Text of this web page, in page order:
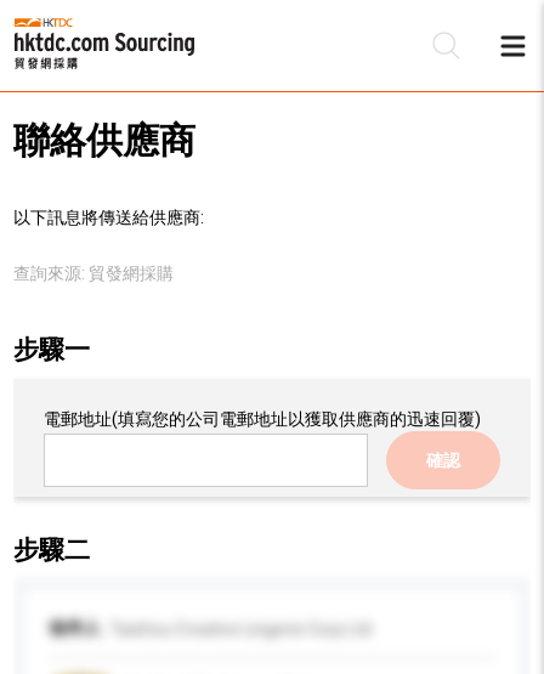
聯絡供應商
以下訊息將傳送給供應商:
查詢來源: 貿發網採購
步驟一
電郵地址(填寫您的公司電郵地址以獲取供應商的迅速回覆)
確認
步驟二
收件人